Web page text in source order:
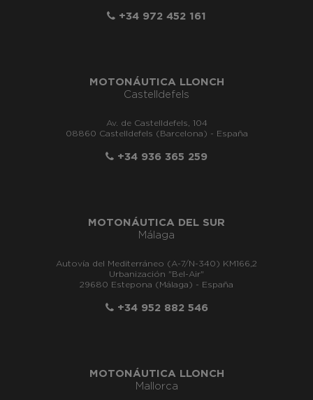
+34 972 452 161
MOTONÁUTICA LLONCH
Castelldefels
Av. de Castelldefels, 104
08860 Castelldefels (Barcelona) - España
+34 936 365 259
MOTONÁUTICA DEL SUR
Málaga
Autovía del Mediterráneo (A-7/N-340) KM166,2
Urbanización "Bel-Air"
29680 Estepona (Málaga) - España
+34 952 882 546
MOTONÁUTICA LLONCH
Mallorca